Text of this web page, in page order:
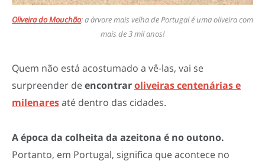
Oliveira do Mouchão: a árvore mais velha de Portugal é uma oliveira com
mais de 3 mil anos!
Quem não está acostumado a vê-las, vai se
surpreender deencontraroliveiras centenárias e
milenaresaté dentro das cidades.
A época da colheita da azeitona é no outono.
Portanto, em Portugal, significa que acontece no